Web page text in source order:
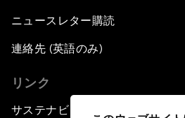
ニュースレター購読
連絡先 (英語のみ)
リンク
サステナビリティへの取り組み